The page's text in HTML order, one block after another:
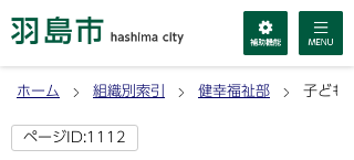
ホーム 組織別索引 健幸福祉部 子ども
ページID:1112